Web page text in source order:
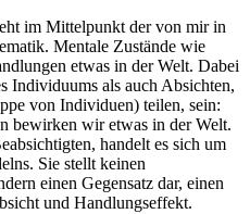
im Mittelpunkt der von mir in
Mentale Zustände wie
etwas in der Welt. Dabei
Individuums als auch Absichten,
von Individuen) teilen, sein:
bewirken wir etwas in der Welt.
handelt es sich um
Sie stellt keinen
einen Gegensatz dar, einen
und Handlungseffekt.